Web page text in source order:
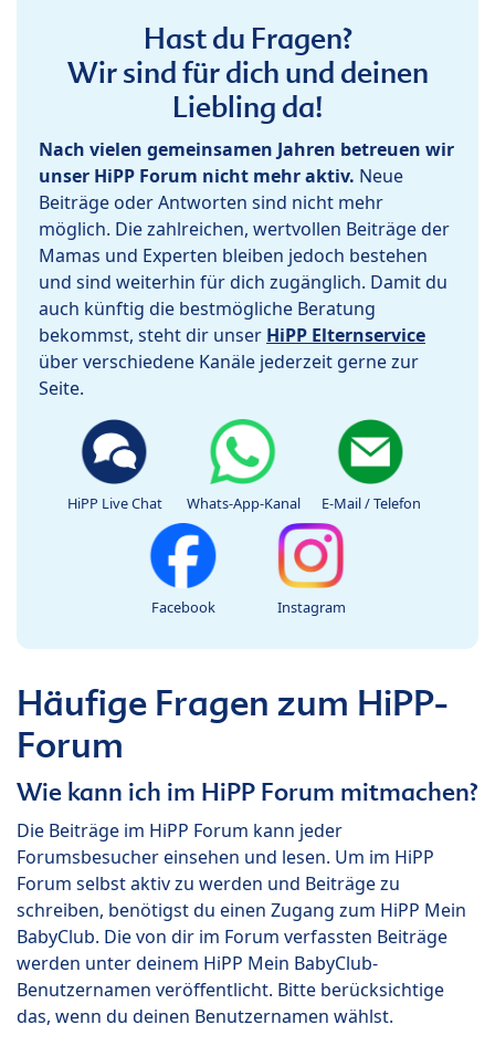
Hast du Fragen?
Wir sind für dich und deinen
Liebling da!
Nach vielen gemeinsamen Jahren betreuen wir
unser HiPP Forum nicht mehr aktiv. Neue
Beiträge oder Antworten sind nicht mehr
möglich. Die zahlreichen, wertvollen Beiträge der
Mamas und Experten bleiben jedoch bestehen
und sind weiterhin für dich zugänglich. Damit du
auch künftig die bestmögliche Beratung
bekommst, steht dir unser HiPP Elternservice
über verschiedene Kanäle jederzeit gerne zur
Seite.
HiPP Live Chat Whats-App-Kanal E-Mail / Telefon
Facebook Instagram
Häufige Fragen zum HiPP-
Forum
Wie kann ich im HiPP Forum mitmachen?
Die Beiträge im HiPP Forum kann jeder
Forumsbesucher einsehen und lesen. Um im HiPP
Forum selbst aktiv zu werden und Beiträge zu
schreiben, benötigst du einen Zugang zum HiPP Mein
BabyClub. Die von dir im Forum verfassten Beiträge
werden unter deinem HiPP Mein BabyClub-
Benutzernamen veröffentlicht. Bitte berücksichtige
das, wenn du deinen Benutzernamen wählst.